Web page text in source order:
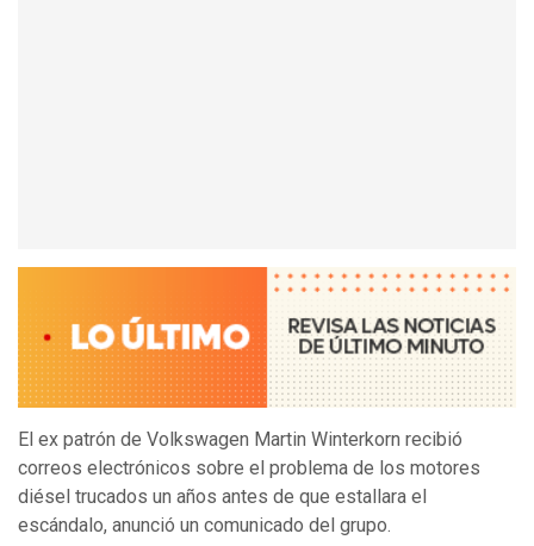
El ex patrón de Volkswagen Martin Winterkorn recibió
correos electrónicos sobre el problema de los motores
diésel trucados un años antes de que estallara el
escándalo, anunció un comunicado del grupo.